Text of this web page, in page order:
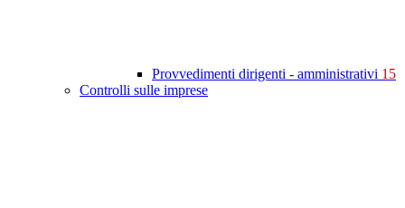
Provvedimenti dirigenti - amministrativi 15
Controlli sulle imprese